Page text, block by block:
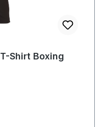
Shirt Boxing